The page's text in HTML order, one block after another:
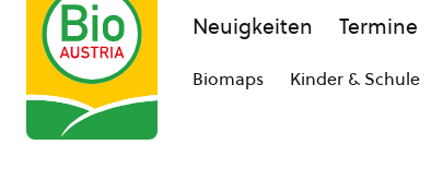
Neuigkeiten Termine
Biomaps Kinder & Schule